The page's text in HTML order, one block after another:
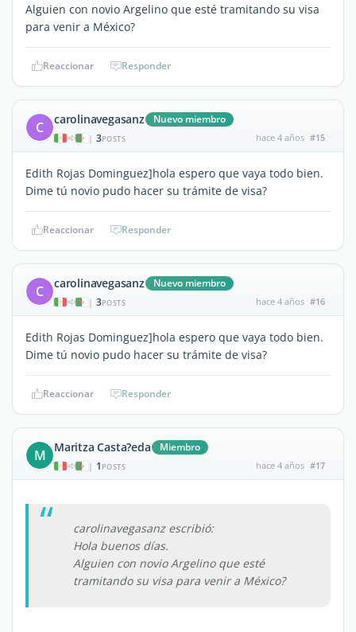
Alguien con novio Argelino que esté tramitando su visa
para venir a México?
Reaccionar Responder
C carolinavegasanz Nuevo miembro
| 3POSTS hace 4 años #15
Edith Rojas Dominguez]hola espero que vaya todo bien.
Dime tú novio pudo hacer su trámite de visa?
Reaccionar Responder
C carolinavegasanz Nuevo miembro
| 3POSTS hace 4 años #16
Edith Rojas Dominguez]hola espero que vaya todo bien.
Dime tú novio pudo hacer su trámite de visa?
Reaccionar Responder
M Maritza Casta?eda Miembro
| 1 POSTS hace 4 años #17
carolinavegasanz escribió:
Hola buenos días.
Alguien con novio Argelino que esté
tramitando su visa para venir a México?